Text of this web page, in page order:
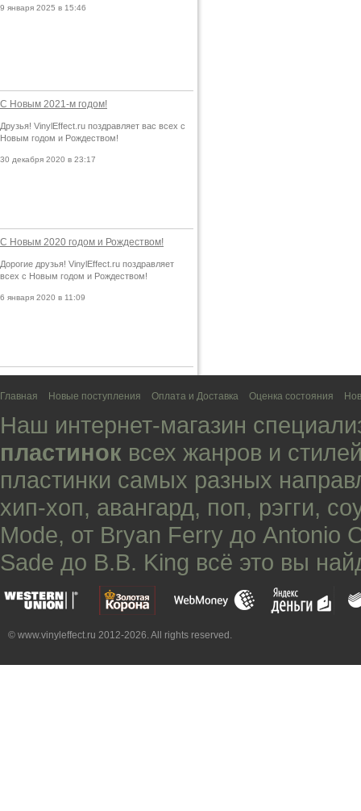
9 января 2025 в 15:46
С Новым 2021-м годом!
Друзья! VinylEffect.ru поздравляет вас всех с
Новым годом и Рождеством!
30 декабря 2020 в 23:17
С Новым 2020 годом и Рождеством!
Дорогие друзья! VinylEffect.ru поздравляет
всех с Новым годом и Рождеством!
6 января 2020 в 11:09
Главная Новые поступления Оплата и Доставка Оценка состояния
Наш интернет-магазин
пластинок всех жанров и
пластинки самых разных
хип-хоп, авангард, поп, рэгги,
Mode, от Bryan Ferry до Antonio
Sade до B.B. King всё это вы
© www.vinyleffect.ru 2012-2026. All rights reserved.